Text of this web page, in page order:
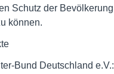
Schutz der Bevölkerung
können.
Bund Deutschland e.V.: